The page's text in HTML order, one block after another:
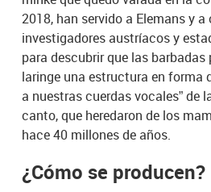
2018, han servido a Elemans y a
investigadores austríacos y
para descubrir que las barbadas
laringe una estructura en forma
a nuestras cuerdas vocales” de
canto, que heredaron de los
hace 40 millones de años.
¿Cómo se producen?